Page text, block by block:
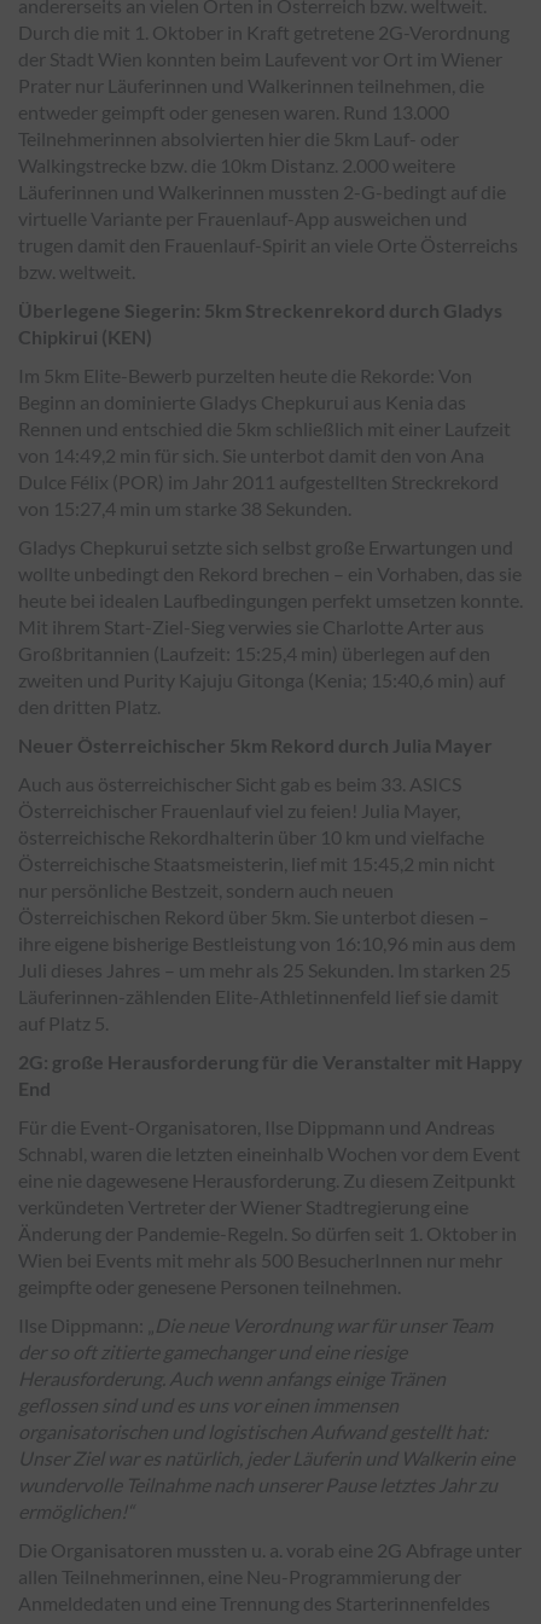
andererseits an vielen Orten in Österreich bzw. weltweit.
Durch die mit 1. Oktober in Kraft getretene 2G-Verordnung
der Stadt Wien konnten beim Laufevent vor Ort im Wiener
Prater nur Läuferinnen und Walkerinnen teilnehmen, die
entweder geimpft oder genesen waren. Rund 13.000
Teilnehmerinnen absolvierten hier die 5km Lauf- oder
Walkingstrecke bzw. die 10km Distanz. 2.000 weitere
Läuferinnen und Walkerinnen mussten 2-G-bedingt auf die
virtuelle Variante per Frauenlauf-App ausweichen und
trugen damit den Frauenlauf-Spirit an viele Orte Österreichs
bzw. weltweit.
Überlegene Siegerin: 5km Streckenrekord durch Gladys
Chipkirui (KEN)
Im 5km Elite-Bewerb purzelten heute die Rekorde: Von
Beginn an dominierte Gladys Chepkurui aus Kenia das
Rennen und entschied die 5km schließlich mit einer Laufzeit
von 14:49,2 min für sich. Sie unterbot damit den von Ana
Dulce Félix (POR) im Jahr 2011 aufgestellten Streckrekord
von 15:27,4 min um starke 38 Sekunden.
Gladys Chepkurui setzte sich selbst große Erwartungen und
wollte unbedingt den Rekord brechen – ein Vorhaben, das sie
heute bei idealen Laufbedingungen perfekt umsetzen konnte.
Mit ihrem Start-Ziel-Sieg verwies sie Charlotte Arter aus
Großbritannien (Laufzeit: 15:25,4 min) überlegen auf den
zweiten und Purity Kajuju Gitonga (Kenia; 15:40,6 min) auf
den dritten Platz.
Neuer Österreichischer 5km Rekord durch Julia Mayer
Auch aus österreichischer Sicht gab es beim 33. ASICS
Österreichischer Frauenlauf viel zu feien! Julia Mayer,
österreichische Rekordhalterin über 10 km und vielfache
Österreichische Staatsmeisterin, lief mit 15:45,2 min nicht
nur persönliche Bestzeit, sondern auch neuen
Österreichischen Rekord über 5km. Sie unterbot diesen –
ihre eigene bisherige Bestleistung von 16:10,96 min aus dem
Juli dieses Jahres – um mehr als 25 Sekunden. Im starken 25
Läuferinnen-zählenden Elite-Athletinnenfeld lief sie damit
auf Platz 5.
2G: große Herausforderung für die Veranstalter mit Happy
End
Für die Event-Organisatoren, Ilse Dippmann und Andreas
Schnabl, waren die letzten eineinhalb Wochen vor dem Event
eine nie dagewesene Herausforderung. Zu diesem Zeitpunkt
verkündeten Vertreter der Wiener Stadtregierung eine
Änderung der Pandemie-Regeln. So dürfen seit 1. Oktober in
Wien bei Events mit mehr als 500 BesucherInnen nur mehr
geimpfte oder genesene Personen teilnehmen.
Ilse Dippmann: „
Die neue Verordnung war für unser Team
der so oft zitierte gamechanger und eine riesige
Herausforderung. Auch wenn anfangs einige Tränen
geflossen sind und es uns vor einen immensen
organisatorischen und logistischen Aufwand gestellt hat:
Unser Ziel war es natürlich, jeder Läuferin und Walkerin eine
wundervolle Teilnahme nach unserer Pause letztes Jahr zu
ermöglichen!“
Die Organisatoren mussten u. a. vorab eine 2G Abfrage unter
allen Teilnehmerinnen, eine Neu-Programmierung der
Anmeldedaten und eine Trennung des Starterinnenfeldes